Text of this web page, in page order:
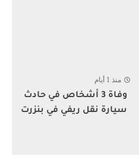
منذ 1 أيام
وفاة 3 أشخاص في حادث
سيارة نقل ريفي في بنزرت